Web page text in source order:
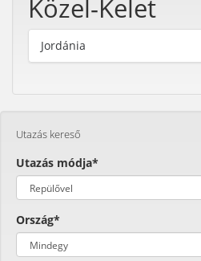
Közel-Kelet
Jordánia
Utazás kereső
Utazás módja*
Ország*